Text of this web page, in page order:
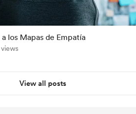
los Mapas de Empatía
views
View all posts